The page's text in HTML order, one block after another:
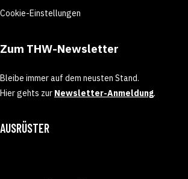
Cookie-Einstellungen
Zum THW-Newsletter
Bleibe immer auf dem neusten Stand.
Hier gehts zur Newsletter-Anmeldung.
AUSRÜSTER